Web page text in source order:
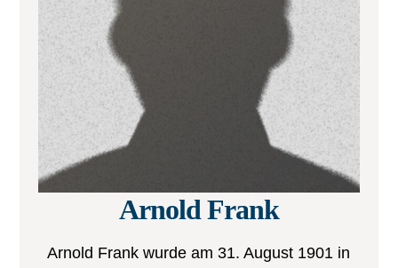
Arnold Frank
Arnold Frank wurde am 31. August 1901 in